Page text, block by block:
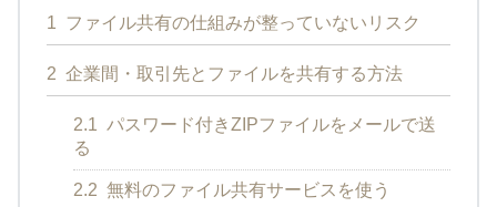
1 ファイル共有の仕組みが整っていないリスク
2 企業間・取引先とファイルを共有する方法
2.1 パスワード付きZIPファイルをメールで送
る
2.2 無料のファイル共有サービスを使う